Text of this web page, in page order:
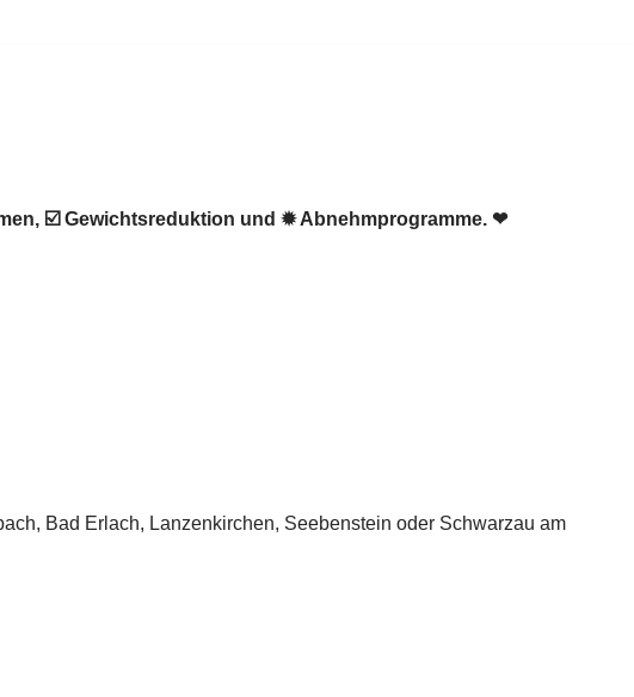
☑️ Gewichtsreduktion und ✹ Abnehmprogramme. ❤